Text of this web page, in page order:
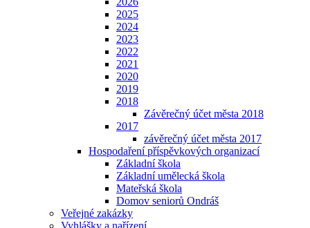
2025
2024
2023
2022
2021
2020
2019
2018
Závěrečný účet města 2018
2017
závěrečný účet města 2017
Hospodaření příspěvkových organizací
Základní škola
Základní umělecká škola
Mateřská škola
Domov seniorů Ondráš
Veřejné zakázky
Vyhlášky a nařízení